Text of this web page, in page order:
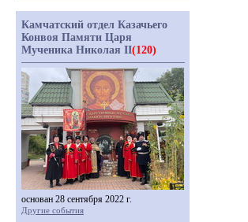
Камчатский отдел Казачьего
Конвоя Памяти Царя
Мученика Николая II(120)
основан 28 сентября 2022 г.
Другие события